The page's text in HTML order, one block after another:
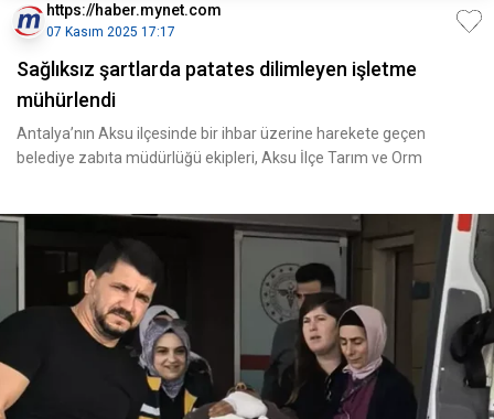
https://haber.mynet.com
07 Kasım 2025 17:17
Sağlıksız şartlarda patates dilimleyen işletme
mühürlendi
Antalya’nın Aksu ilçesinde bir ihbar üzerine harekete geçen
belediye zabıta müdürlüğü ekipleri, Aksu İlçe Tarım ve Orm